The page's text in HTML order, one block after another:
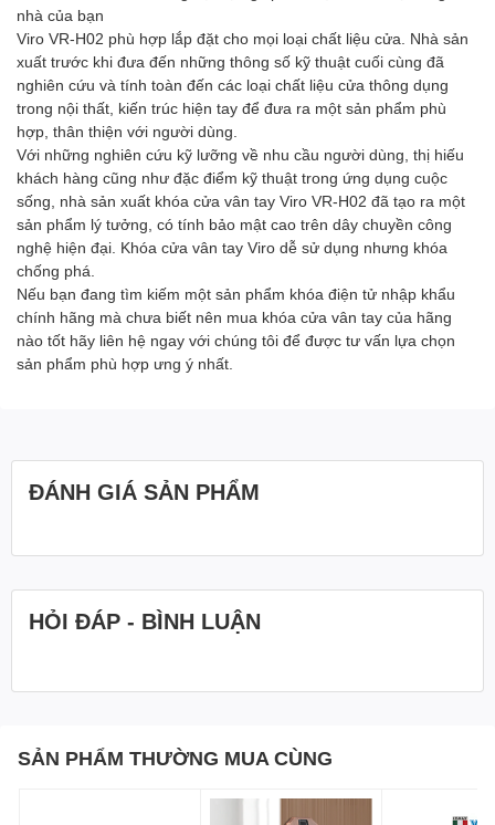
nhà của bạn
Viro VR-H02 phù hợp lắp đặt cho mọi loại chất liệu cửa. Nhà sản
xuất trước khi đưa đến những thông số kỹ thuật cuối cùng đã
nghiên cứu và tính toàn đến các loại chất liệu cửa thông dụng
trong nội thất, kiến trúc hiện tay để đưa ra một sản phẩm phù
hợp, thân thiện với người dùng.
Với những nghiên cứu kỹ lưỡng về nhu cầu người dùng, thị hiếu
khách hàng cũng như đặc điểm kỹ thuật trong ứng dụng cuộc
sống, nhà sản xuất khóa cửa vân tay Viro VR-H02 đã tạo ra một
sản phẩm lý tưởng, có tính bảo mật cao trên dây chuyền công
nghệ hiện đại. Khóa cửa vân tay Viro dễ sử dụng nhưng khóa
chống phá.
Nếu bạn đang tìm kiếm một sản phẩm khóa điện tử nhập khẩu
chính hãng mà chưa biết nên mua khóa cửa vân tay của hãng
nào tốt hãy liên hệ ngay với chúng tôi để được tư vấn lựa chọn
sản phẩm phù hợp ưng ý nhất.
ĐÁNH GIÁ SẢN PHẨM
HỎI ĐÁP - BÌNH LUẬN
SẢN PHẨM THƯỜNG MUA CÙNG